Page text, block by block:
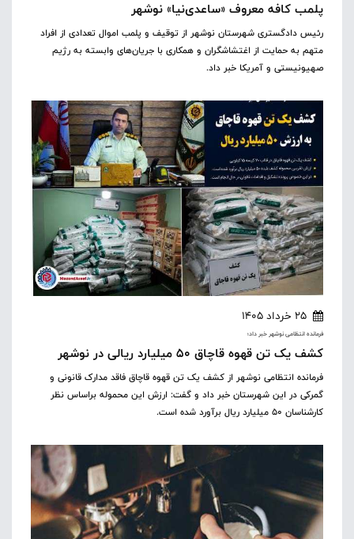
پلمب کافه معروف «ساعدی‌نیا» نوشهر
رئیس دادگستری شهرستان نوشهر از توقیف و پلمب اموال تعدادی از افراد
متهم به حمایت از اغتشاشگران و همکاری با جریان‌های وابسته به رژیم
صهیونیستی و آمریکا خبر داد.
25 خرداد 1405
فرمانده انتظامی نوشهر خبر داد؛
کشف یک تن قهوه قاچاق ۵۰ میلیارد ریالی در نوشهر
فرمانده انتظامی نوشهر از کشف یک تن قهوه قاچاق فاقد مدارک قانونی و
گمرکی در این شهرستان خبر داد و گفت: ارزش این محموله براساس نظر
کارشناسان ۵۰ میلیارد ریال برآورد شده است.